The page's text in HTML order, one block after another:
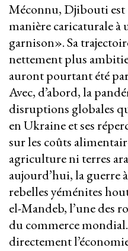
​​​​​​​Méconnu, Djibouti est
manière caricaturale à
garnison». Sa
nettement plus
auront pourtant été
Avec, d’abord, la
disruptions globales
en Ukraine et ses
sur les coûts
agriculture ni terres
aujourd’hui, la guerre
rebelles yéménites
el-Mandeb, l’une des
du commerce
directement